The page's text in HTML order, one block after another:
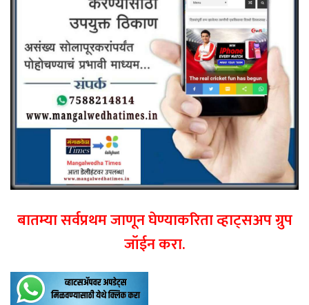
बातम्या सर्वप्रथम जाणून घेण्याकरिता व्हाट्सअप ग्रुप
जॉईन करा.